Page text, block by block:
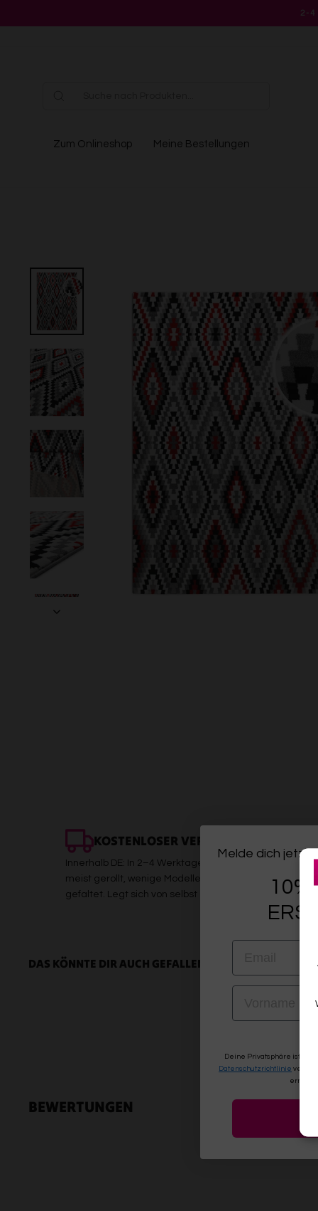
2-4
Zum Onlineshop Meine Bestellungen
KOSTENLOSER VERSAND
Innerhalb DE: In 2–4 Werktagen bei dir. Sicher verpackt,
meist gerollt, wenige Modelle (z. B. Kelims)
gefaltet. Legt sich von selbst
DAS KÖNNTE DIR AUCH GEFALLEN
BEWERTUNGEN
Melde dich jetzt
10%
EMAIL
VORNAME
Deine Privatsphäre ist uns
Datenschutzrichtlinie